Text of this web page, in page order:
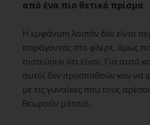
από ένα πιο θετικό πρίσμα.
Η εμφάνιση λοιπόν δεν είναι
παράγοντας στο φλερτ, όμως
πιστεύουν ότι είναι. Για αυτό
αυτοί δεν προσπαθούν καν να
με τις γυναίκες που τους
θεωρούν μάταιο.